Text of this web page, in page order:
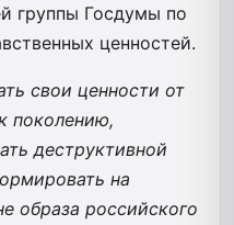
группы Госдумы по
ценностей.
свои ценности от
поколению,
деструктивной
на
образа российского